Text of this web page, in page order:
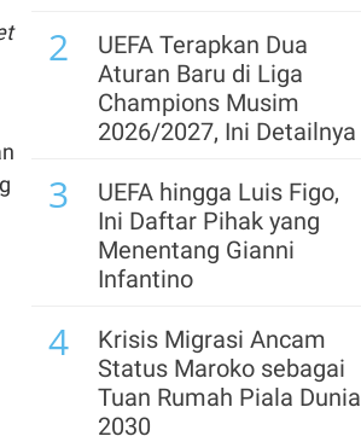
2
UEFA Terapkan Dua
Aturan Baru di Liga
Champions Musim
2026/2027, Ini Detailnya
3
UEFA hingga Luis Figo,
Ini Daftar Pihak yang
Menentang Gianni
Infantino
4
Krisis Migrasi Ancam
Status Maroko sebagai
Tuan Rumah Piala Dunia
2030